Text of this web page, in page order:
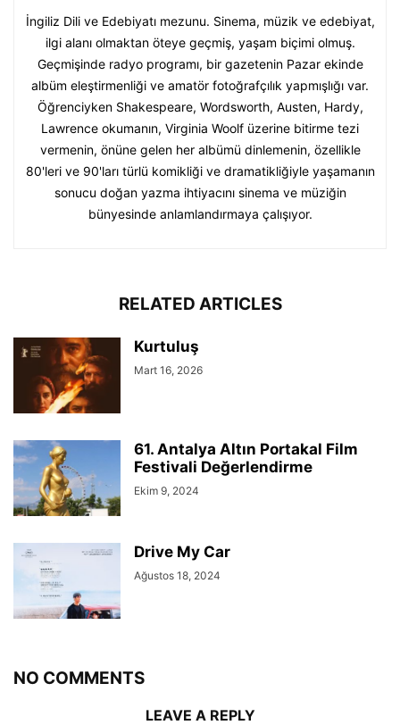
İngiliz Dili ve Edebiyatı mezunu. Sinema, müzik ve edebiyat,
ilgi alanı olmaktan öteye geçmiş, yaşam biçimi olmuş.
Geçmişinde radyo programı, bir gazetenin Pazar ekinde
albüm eleştirmenliği ve amatör fotoğrafçılık yapmışlığı var.
Öğrenciyken Shakespeare, Wordsworth, Austen, Hardy,
Lawrence okumanın, Virginia Woolf üzerine bitirme tezi
vermenin, önüne gelen her albümü dinlemenin, özellikle
80'leri ve 90'ları türlü komikliği ve dramatikliğiyle yaşamanın
sonucu doğan yazma ihtiyacını sinema ve müziğin
bünyesinde anlamlandırmaya çalışıyor.
RELATED ARTICLES
Kurtuluş
Mart 16, 2026
61. Antalya Altın Portakal Film
Festivali Değerlendirme
Ekim 9, 2024
Drive My Car
Ağustos 18, 2024
NO COMMENTS
LEAVE A REPLY